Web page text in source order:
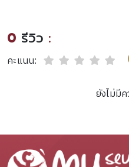
0 รีวิว :
คะแนน:
ยังไม่มี